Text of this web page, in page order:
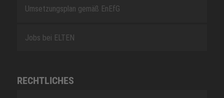
Umsetzungsplan gemäß EnEfG
Jobs bei ELTEN
RECHTLICHES